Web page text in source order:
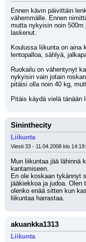
Ennen kävin päivittäin
vähemmälle. Ennen
mutta nykyisin noin
laskenut.
Koulussa liikunta on aina
lentopalloa, sählyä,
Ruokailu on vähentynyt
nykyisin vain jotain
pitäisi olla noin 40 kg,
Pitäis käydä vielä tänään
Sininthecity
Liikunta
Viesti 33 - 11.04.2008 klo
Mun liikuntaa jää lähinnä
kantamiseen.
En ole koskaan tykännyt
jääkiekkoa ja judoa. Olen
olenko enää sitten kun
liikuntaa harrastaa.
akuankka1313
Liikunta